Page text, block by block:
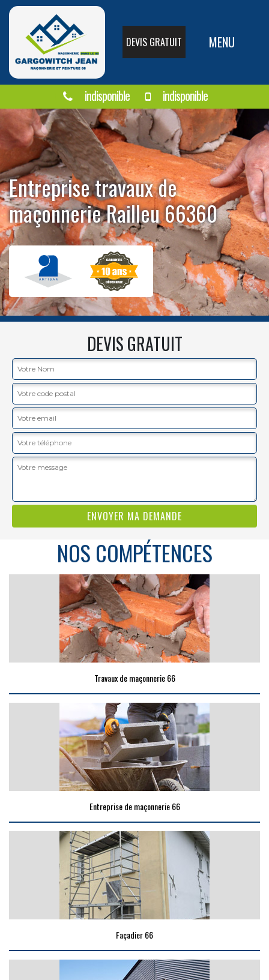
DEVIS GRATUIT MENU
indisponible indisponible
Entreprise travaux de
maçonnerie Railleu 66360
DEVIS GRATUIT
NOS COMPÉTENCES
Travaux de maçonnerie 66
Entreprise de maçonnerie 66
Façadier 66